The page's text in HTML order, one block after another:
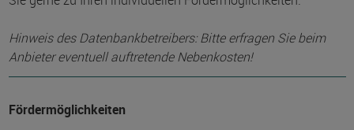
Hinweis des Datenbankbetreibers: Bitte erfragen Sie beim
Anbieter eventuell auftretende Nebenkosten!
Fördermöglichkeiten